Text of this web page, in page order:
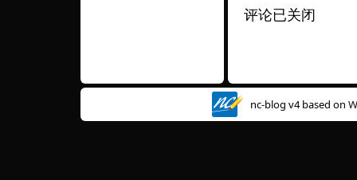
评论已关闭
nc-blog v4 based on